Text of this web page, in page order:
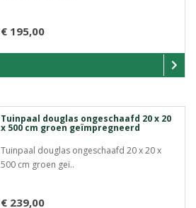
€ 195,00
Tuinpaal douglas ongeschaafd 20 x 20
x 500 cm groen geïmpregneerd
Tuinpaal douglas ongeschaafd 20 x 20 x
500 cm groen geï..
€ 239,00